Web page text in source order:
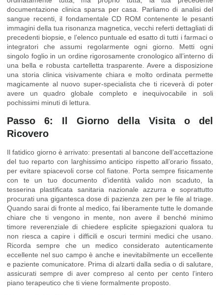
documentazione clinica sparsa per casa. Parliamo di analisi del
sangue recenti, il fondamentale CD ROM contenente le pesanti
immagini della tua risonanza magnetica, vecchi referti dettagliati di
precedenti biopsie, e l’elenco puntuale ed esatto di tutti i farmaci o
integratori che assumi regolarmente ogni giorno. Metti ogni
singolo foglio in un ordine rigorosamente cronologico all’interno di
una bella e robusta cartelletta trasparente. Avere a disposizione
una storia clinica visivamente chiara e molto ordinata permette
magicamente al nuovo super-specialista che ti riceverà di poter
avere un quadro globale completo e inequivocabile in soli
pochissimi minuti di lettura.
Passo 6: Il Giorno della Visita o del
Ricovero
Il fatidico giorno è arrivato: presentati al bancone dell’accettazione
del tuo reparto con larghissimo anticipo rispetto all’orario fissato,
per evitare spiacevoli corse col fiatone. Porta sempre fisicamente
con te un tuo documento d’identità valido non scaduto, la
tesserina plastificata sanitaria nazionale azzurra e soprattutto
procurati una gigantesca dose di pazienza zen per le file al triage.
Quando sarai di fronte al medico, fai liberamente tutte le domande
chiare che ti vengono in mente, non avere il benché minimo
timore reverenziale di chiedere esplicite spiegazioni qualora tu
non riesca a capire i difficili e oscuri termini medici che usano.
Ricorda sempre che un medico considerato autenticamente
eccellente nel suo campo è anche e inevitabilmente un eccellente
e paziente comunicatore. Prima di alzarti dalla sedia o di salutare,
assicurati sempre di aver compreso al cento per cento l’intero
piano terapeutico che ti viene formalmente proposto.